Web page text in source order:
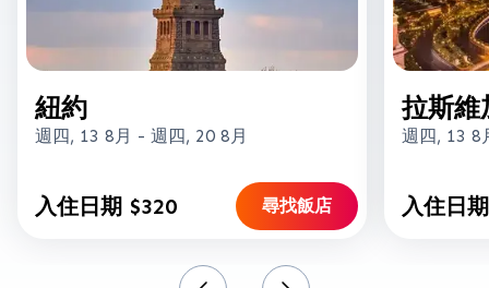
紐約
週四, 13 8月 - 週四, 20 8月
入住日期 $320 尋找飯店
拉斯維
週四, 13 8
入住日